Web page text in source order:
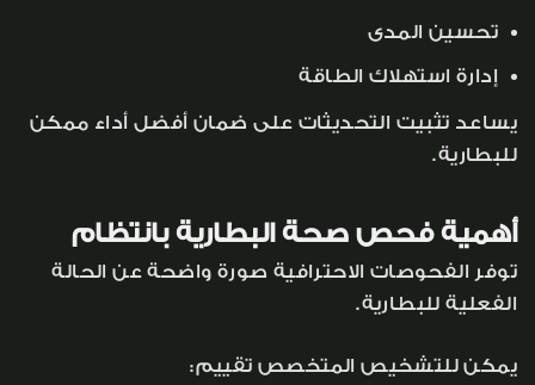
تحسين المدى
إدارة استهلاك الطاقة
يساعد تثبيت التحديثات على ضمان أفضل أداء ممكن
للبطارية.
أهمية فحص صحة البطارية بانتظام
توفر الفحوصات الاحترافية صورة واضحة عن الحالة
الفعلية للبطارية.
يمكن للتشخيص المتخصص تقييم: